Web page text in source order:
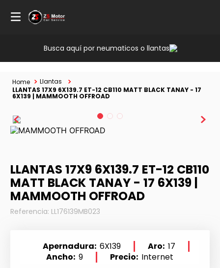
Busca aquí por neumaticos o llantas
Llantas
LLANTAS 17X9 6X139.7 ET-12 CB110 MATT BLACK TANAY - 17
6X139 | MAMMOOTH OFFROAD
LLANTAS 17X9 6X139.7 ET-12 CB110
MATT BLACK TANAY - 17 6X139 |
MAMMOOTH OFFROAD
Referencia: LL176139MB023
Apernadura 6X139 Aro 17
Ancho 9 Precio Internet